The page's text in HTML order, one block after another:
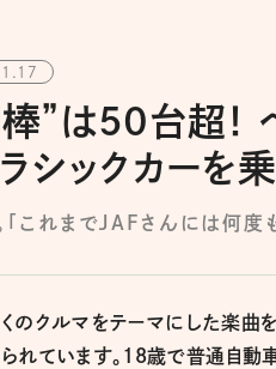
”は50台超！
シックカーを
これまでJAFさんには何度
多くのクルマをテーマにした楽
れています。18歳で普通自